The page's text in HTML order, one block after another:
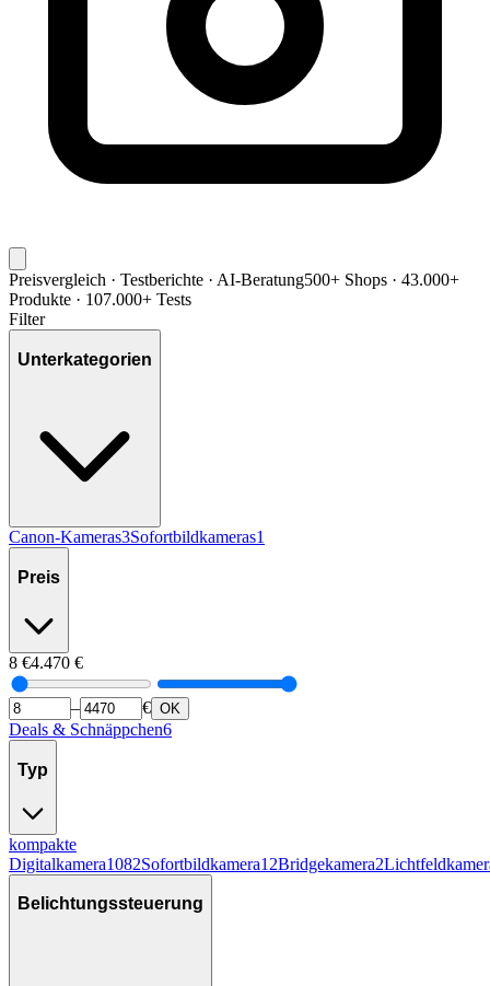
Preisvergleich · Testberichte · AI-Beratung500+ Shops · 43.000+
Produkte · 107.000+ Tests
Filter
Unterkategorien
Canon-Kameras3Sofortbildkameras1
Preis
8 €4.470 €
– € OK
Deals & Schnäppchen6
Typ
kompakte
Digitalkamera1082Sofortbildkamera12Bridgekamera2
Belichtungssteuerung